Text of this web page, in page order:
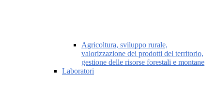
Agricoltura, sviluppo rurale,
valorizzazione dei prodotti del territorio,
gestione delle risorse forestali e montane
Laboratori